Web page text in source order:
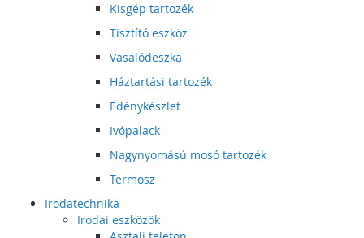
Kisgép tartozék
Tisztító eszköz
Vasalódeszka
Háztartási tartozék
Edénykészlet
Ivópalack
Nagynyomású mosó tartozék
Termosz
Irodatechnika
Irodai eszközök